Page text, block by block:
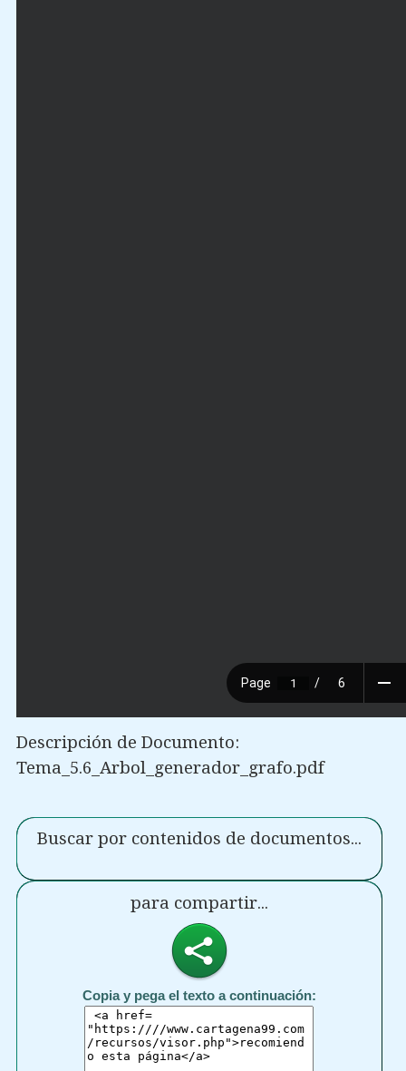
Descripción de Documento:
Tema_5.6_Arbol_generador_grafo.pdf
Buscar por contenidos de documentos...
para compartir...
Copia y pega el texto a continuación: